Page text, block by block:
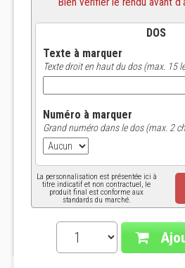
DOS
Texte à marquer
Texte droit en haut du dos (max. 15
Numéro à marquer
Grand numéro dans le dos (max. 2
La personnalisation est présentée ici à
titre indicatif et non contractuel, le
produit final est conforme aux
standards du marché.